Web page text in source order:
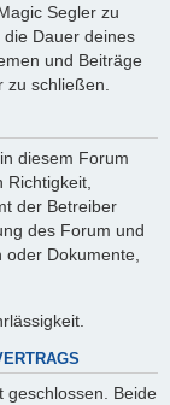
Segler zu
Dauer deines
und Beiträge
zu schließen.
diesem Forum
der Betreiber
des Forum und
Dokumente,
geschlossen. Beide